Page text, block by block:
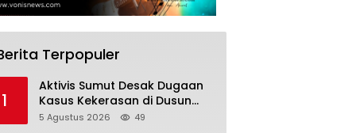
Terpopuler
1
Aktivis Sumut Desak Dugaan
Kasus Kekerasan di Dusun
Balakka, Desa Gunung
5 Agustus 2026 49